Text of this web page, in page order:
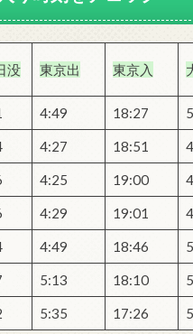
没 東京出 東京入
4:49 18:27
4:27 18:51
4:25 19:00
4:29 19:01
4:49 18:46
5:13 18:10
5:35 17:26